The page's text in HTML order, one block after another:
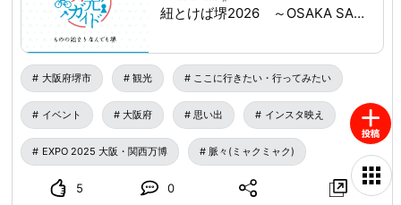
選制・申込受付期間：3月10日（火）10：00～3月16日
（月）10：00 ※当選者にのみ3月17日（水）にメールでご連
絡いたします。 🔍詳しくは「紐とけば堺2026」で検索！ 🔗
www.sakai-tcb.or.jp...
紐とけば堺2026 ～OSAKA SAKAI EXPO～ ミャクミャク写真撮影会in堺｜NEWS｜堺観光ガイド
大阪府堺市 観光 ここに行きたい・行ってみたい
イベント 大阪府 思い出 インスタ映え
EXPO 2025 大阪・関西万博 脈々(ミャクミャク)
5 0